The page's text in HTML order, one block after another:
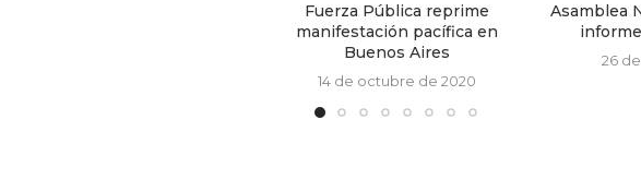
Asamblea Nacional no tiene listo
informe sobre desalojos...
26 de octubre de 2016